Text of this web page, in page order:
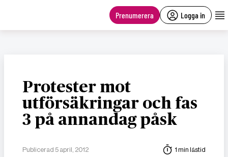
Prenumerera Logga in
Protester mot
utförsäkringar och fas
3 på annandag påsk
Publicerad 5 april, 2012 1 min lästid